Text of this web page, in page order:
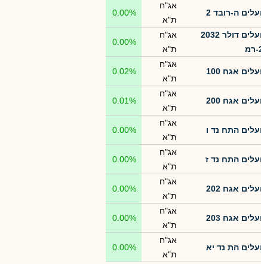
ה-רובד 2
אג"ח
ת"א
0.00%
פועלים דולר 2032
אג"ח
ת"א
0.00%
אגח 100
אג"ח
ת"א
0.02%
אגח 200
אג"ח
ת"א
0.01%
התח נד ו
אג"ח
ת"א
0.00%
התח נד ז
אג"ח
ת"א
0.00%
אגח 202
אג"ח
ת"א
0.00%
אגח 203
אג"ח
ת"א
0.00%
הת נד יא
אג"ח
ת"א
0.00%